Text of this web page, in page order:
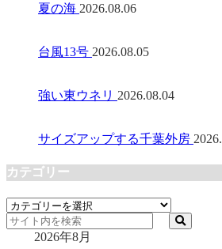
夏の海 2026.08.06
台風13号 2026.08.05
強い東ウネリ 2026.08.04
サイズアップする千葉外房
カテゴリー
カ
テ
2026年8月